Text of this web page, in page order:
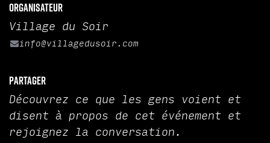
Organisateur
Village du Soir
info@villagedusoir.com
Partager
Découvrez ce que les gens voient et
disent à propos de cet événement et
rejoignez la conversation.